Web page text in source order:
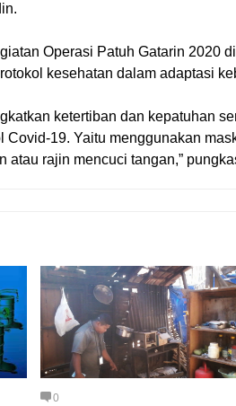
Operasi Patuh Gatarin 2020
kesehatan dalam adaptasi
ketertiban dan kepatuhan
Covid-19. Yaitu menggunakan
atau rajin mencuci tangan,”
0